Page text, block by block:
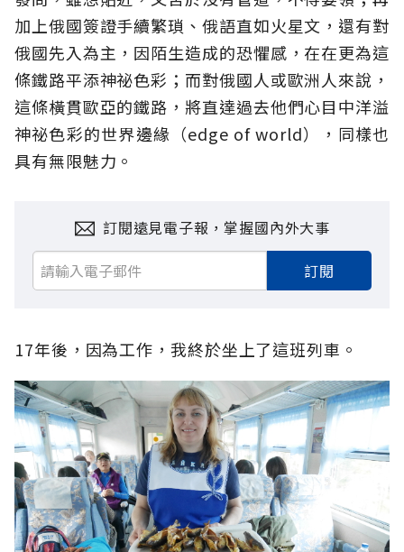
加上俄國簽證手續繁瑣、俄語直如火星文，還有對
俄國先入為主，因陌生造成的恐懼感，在在更為這
條鐵路平添神祕色彩；而對俄國人或歐洲人來說，
這條橫貫歐亞的鐵路，將直達過去他們心目中洋溢
神祕色彩的世界邊緣（edge of world），同樣也
具有無限魅力。
訂閱遠見電子報，掌握國內外大事
訂閱
17年後，因為工作，我終於坐上了這班列車。